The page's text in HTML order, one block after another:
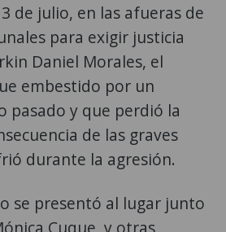
de julio, en las afueras de
para exigir justicia
Daniel Morales, el
embestido por un
pasado y que perdió la
de las graves
durante la agresión.
se presentó al lugar junto
Cuque, y otras